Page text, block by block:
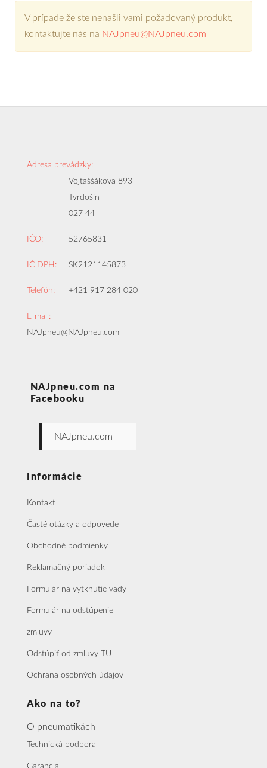
V prípade že ste nenašli vami požadovaný produkt,
kontaktujte nás na NAJpneu@NAJpneu.com
Adresa prevádzky:
Vojtaššákova 893
Tvrdošín
027 44
IČO: 52765831
IČ DPH: SK2121145873
Telefón: +421 917 284 020
E-mail:
NAJpneu@NAJpneu.com
NAJpneu.com na
Facebooku
NAJpneu.com
Informácie
Kontakt
Časté otázky a odpovede
Obchodné podmienky
Reklamačný poriadok
Formulár na vytknutie vady
Formulár na odstúpenie
zmluvy
Odstúpiť od zmluvy TU
Ochrana osobných údajov
Ako na to?
O pneumatikách
Technická podpora
Garancia